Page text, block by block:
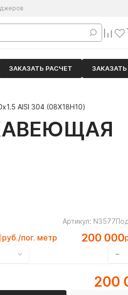
ЗАКАЗАТЬ РАСЧЕТ
AISI 304 (08Х18Н10)
68
Артикул: N3577
руб./пог. метр 200 000
−
200